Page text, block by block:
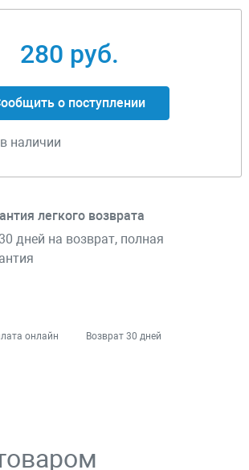
280 руб.
о поступлении
наличии
легкого возврата
дней на возврат, полная
онлайн Возврат 30 дней